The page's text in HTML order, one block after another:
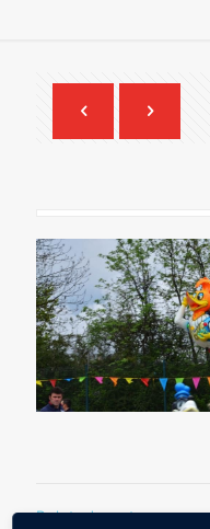
Related posts